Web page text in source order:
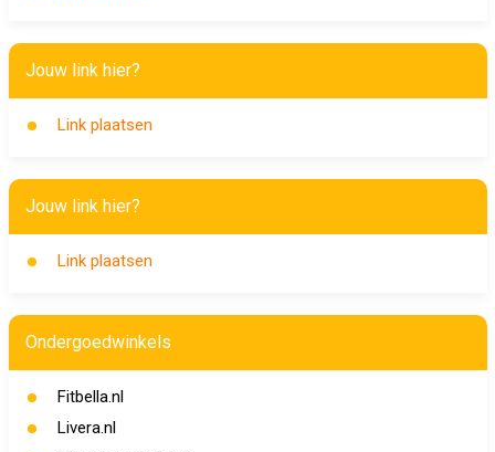
Jouw link hier?
Link plaatsen
Jouw link hier?
Link plaatsen
Ondergoedwinkels
Fitbella.nl
Livera.nl